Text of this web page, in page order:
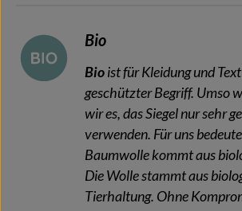
Bio
Bioist für Kleidung und
geschützter Begriff. Umso
wir es, das Siegel nur sehr
verwenden. Für uns
Baumwolle kommt aus
Die Wolle stammt aus
Tierhaltung. Ohne